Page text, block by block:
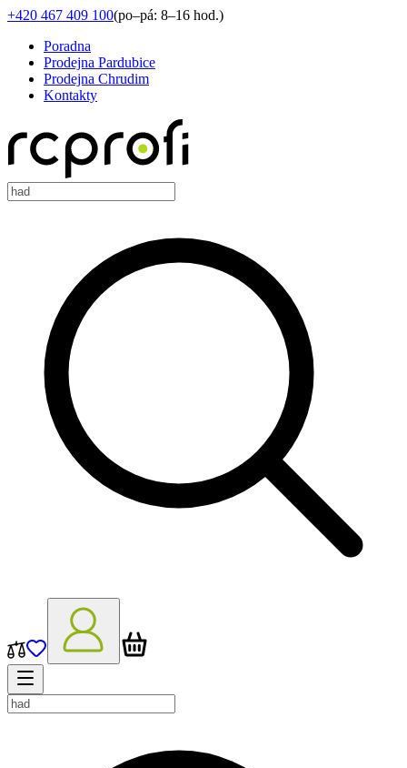
+420 467 409 100(po–pá: 8–16 hod.)
Poradna
Prodejna Pardubice
Prodejna Chrudim
Kontakty